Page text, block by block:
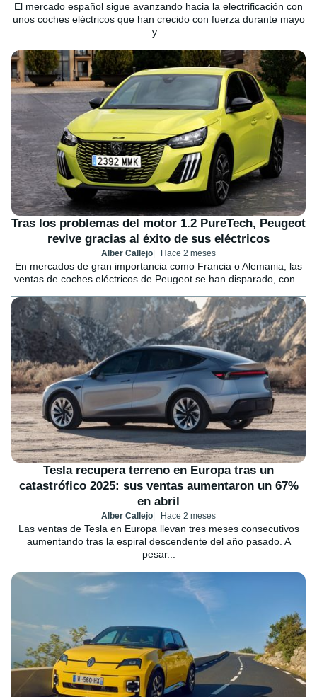
El mercado español sigue avanzando hacia la electrificación con
unos coches eléctricos que han crecido con fuerza durante mayo
y...
Tras los problemas del motor 1.2 PureTech, Peugeot
revive gracias al éxito de sus eléctricos
Alber Callejo Hace 2 meses
En mercados de gran importancia como Francia o Alemania, las
ventas de coches eléctricos de Peugeot se han disparado, con...
Tesla recupera terreno en Europa tras un
catastrófico 2025: sus ventas aumentaron un 67%
en abril
Alber Callejo Hace 2 meses
Las ventas de Tesla en Europa llevan tres meses consecutivos
aumentando tras la espiral descendente del año pasado. A
pesar...